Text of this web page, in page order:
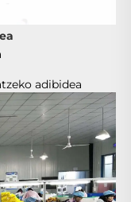
adibidea